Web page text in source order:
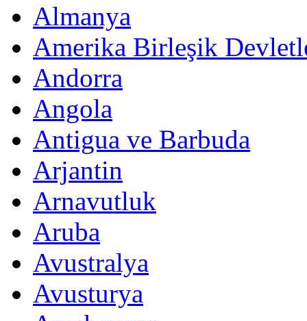
Almanya
Amerika Birleşik
Andorra
Angola
Antigua ve Barbuda
Arjantin
Arnavutluk
Aruba
Avustralya
Avusturya